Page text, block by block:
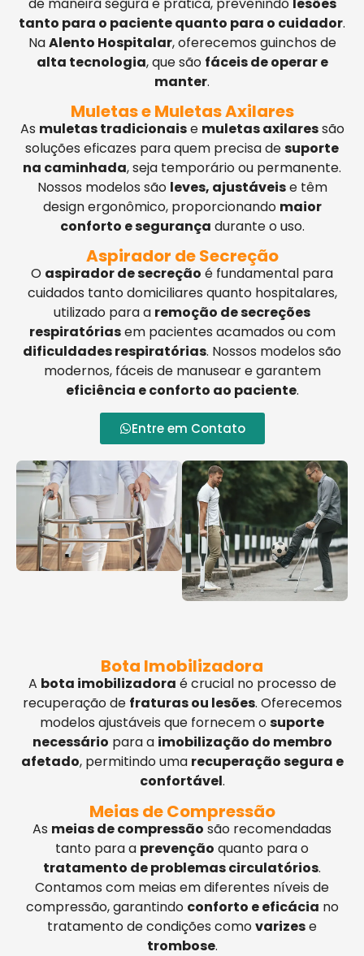
tanto para o paciente quanto para o cuidador.
NaAlento Hospitalar, oferecemos guinchos de
alta tecnologia, que são fáceis de operar e
manter.
Muletas e Muletas Axilares
As muletas tradicionaise muletas axilaressão
soluções eficazes para quem precisa desuporte
na caminhada, seja temporário ou permanente.
Nossos modelos são leves, ajustáveise têm
design ergonômico, proporcionando maior
conforto e segurança durante o uso.
Aspirador de Secreção
O aspirador de secreção é fundamental para
cuidados tanto domiciliares quanto hospitalares,
utilizado para a remoção de secreções
respiratóriasem pacientes acamados ou com
dificuldades respiratórias. Nossos modelos são
modernos, fáceis de manusear e garantem
eficiência e conforto ao paciente.
Entre em Contato
Bota Imobilizadora
A bota imobilizadora é crucial no processo de
recuperação de fraturas ou lesões. Oferecemos
modelos ajustáveis que fornecem osuporte
necessário para a imobilização do membro
afetado, permitindo uma recuperação segura e
confortável.
Meias de Compressão
As meias de compressão são recomendadas
tanto para a prevenção quanto para o
tratamento de problemas circulatórios.
Contamos com meias em diferentes níveis de
compressão, garantindo conforto e eficácia no
tratamento de condições comovarizese
trombose.